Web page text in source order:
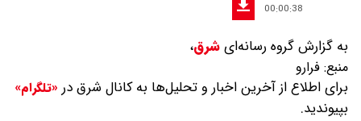
00:00:38
به گزارش گروه رسانه‌ایشرق،
منبع: فرارو
برای اطلاع از آخرین اخبار و تحلیل‌ها به کانال شرق در «تلگرام»
بپیوندید.